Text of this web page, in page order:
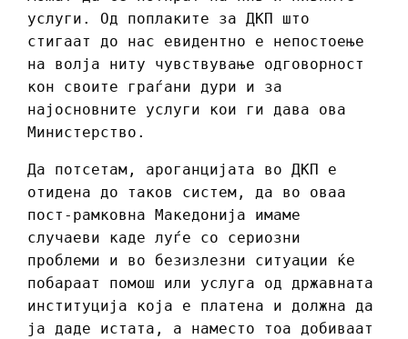
услуги. Од поплаките за ДКП што
стигаат до нас евидентно е непостоење
на волја ниту чувствување одговорност
кон своите граѓани дури и за
најосновните услуги кои ги дава ова
Министерство.
Да потсетам, ароганцијата во ДКП е
отидена до таков систем, да во оваа
пост-рамковна Македонија имаме
случаеви каде луѓе со сериозни
проблеми и во безизлезни ситуации ќе
побараат помош или услуга од државната
институција која е платена и должна да
ја даде истата, а наместо тоа добиваат